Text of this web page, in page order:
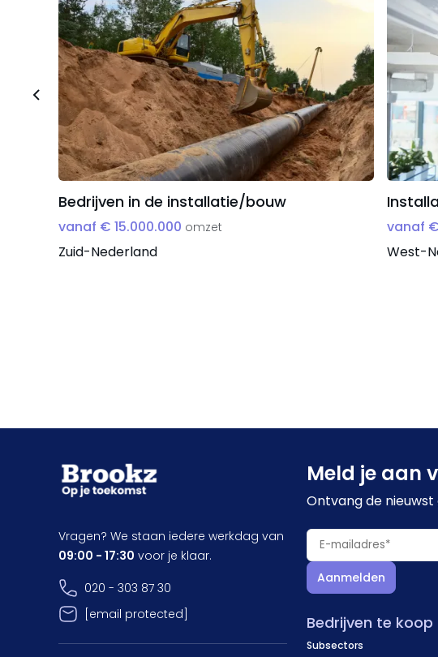
Bedrijven in de installatie/bouw
vanaf € 15.000.000 omzet
Zuid-Nederland
vanaf
West-
Meld je aan
Ontvang de
Aanmelden
Bedrijven te koop
Subsectors
Vragen? We staan iedere werkdag van
09:00 - 17:30 voor je klaar.
020 - 303 87 30
[email protected]